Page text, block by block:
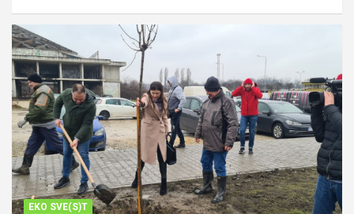
EKO SVE(S)T